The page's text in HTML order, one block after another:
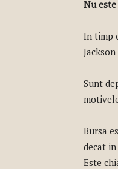
Nu
In timp
Sunt
Bursa
decat
Este